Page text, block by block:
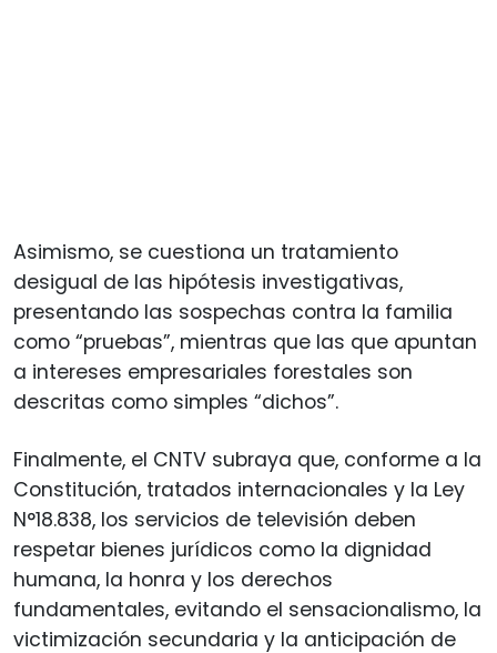
Asimismo, se cuestiona un tratamiento
desigual de las hipótesis investigativas,
presentando las sospechas contra la familia
como “pruebas”, mientras que las que apuntan
a intereses empresariales forestales son
descritas como simples “dichos”.
Finalmente, el CNTV subraya que, conforme a la
Constitución, tratados internacionales y la Ley
N°18.838, los servicios de televisión deben
respetar bienes jurídicos como la dignidad
humana, la honra y los derechos
fundamentales, evitando el sensacionalismo, la
victimización secundaria y la anticipación de